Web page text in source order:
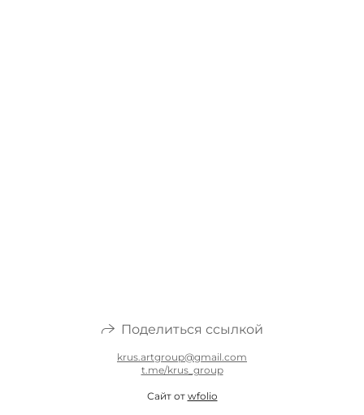
Поделиться ссылкой
krus.artgroup@gmail.com
t.me/krus_group
Сайт от wfolio